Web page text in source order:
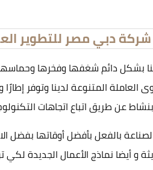
شركة دبي مصر للتطوير
دائم شغفها وفخرها وحماسها
العاملة المتنوعة لدينا وتوفر
عن طريق اتباع اتجاهات
بالفعل بأفضل أوقاتها بفضل
و أيضا نماذج الأعمال الجديدة